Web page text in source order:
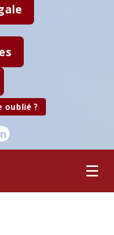
oublié ?